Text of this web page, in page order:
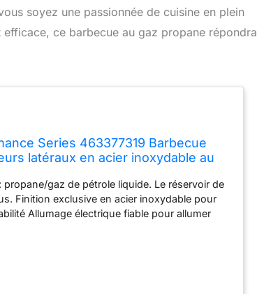
soyez une passionnée de cuisine en plein
ce barbecue au gaz propane répondra
Series 463377319 Barbecue
latéraux en acier inoxydable au
gaz de pétrole liquide. Le réservoir de
Finition exclusive en acier inoxydable pour
Allumage électrique fiable pour allumer
et peut être retiré pour un nettoyage facile
émettent une flamme par le haut pour
Les grilles en fonte revêtues de
à la rouille et faites pour durer